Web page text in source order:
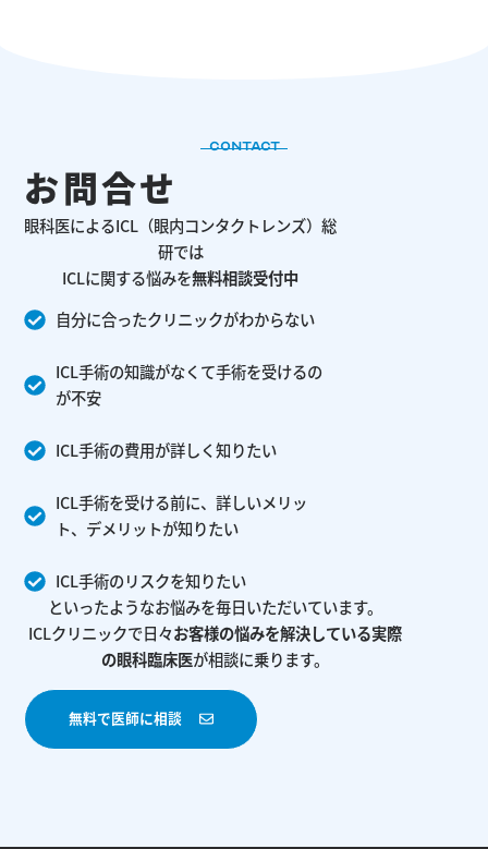
CONTACT
お問合せ
眼科医によるICL（眼内コンタクトレンズ）総
研では
ICLに関する悩みを無料相談受付中
自分に合ったクリニックがわからない
ICL手術の知識がなくて手術を受けるの
が不安
ICL手術の費用が詳しく知りたい
ICL手術を受ける前に、詳しいメリッ
ト、デメリットが知りたい
ICL手術のリスクを知りたい
といったようなお悩みを毎日いただいています。
ICLクリニックで日々お客様の悩みを解決している実際
の眼科臨床医が相談に乗ります。
無料で医師に相談